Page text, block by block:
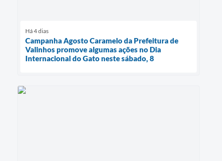
Há 4 dias
Campanha Agosto Caramelo da Prefeitura de
Valinhos promove algumas ações no Dia
Internacional do Gato neste sábado, 8